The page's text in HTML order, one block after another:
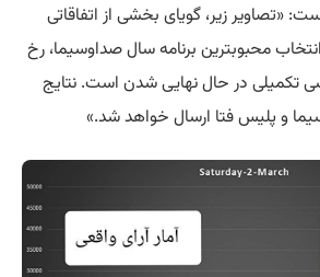
«تصاویر زیر، گویای بخشی از اتفاقاتی
محبوبترین برنامه سال صداوسیما، رخ
تکمیلی در حال نهایی شدن است. نتایج
و پلیس فتا ارسال خواهد شد.»